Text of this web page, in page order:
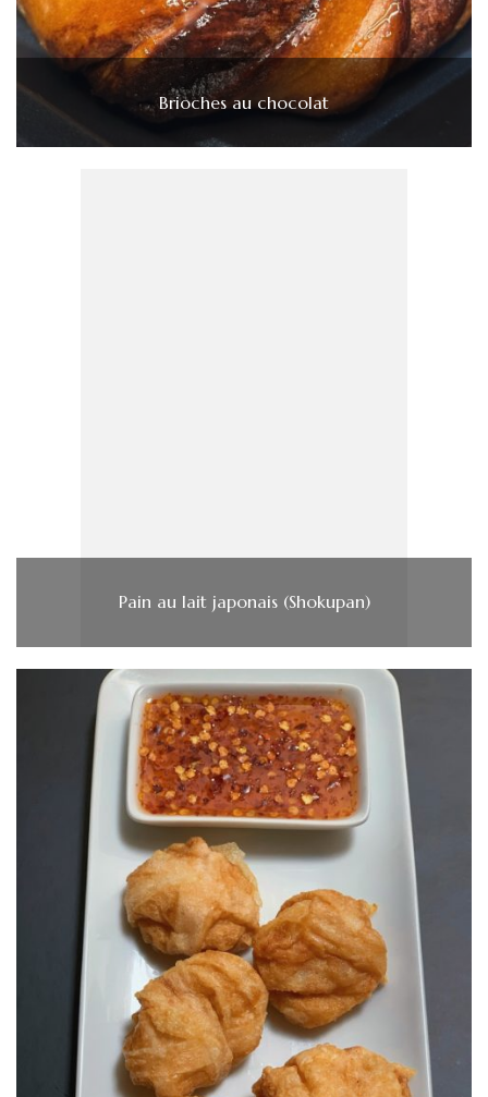
Brioches au chocolat
Pain au lait japonais (Shokupan)